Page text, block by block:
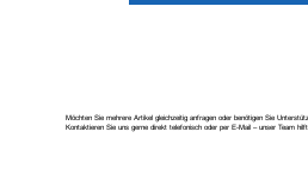
Möchten Sie mehrere Artikel gleichzeitig anfragen oder benötigen Sie
Kontaktieren Sie uns gerne direkt telefonisch oder per E-Mail – unser Team